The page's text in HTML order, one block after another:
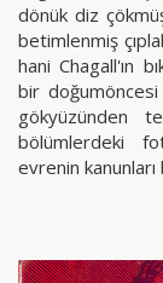
dönük diz
betimlenmiş
hani Chagall'ın
bir
gökyüzünden
bölümlerdeki
evrenin